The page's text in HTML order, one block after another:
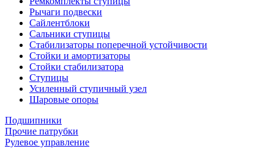
Рычаги подвески
Сайлентблоки
Сальники ступицы
Стабилизаторы поперечной устойчивости
Стойки и амортизаторы
Стойки стабилизатора
Ступицы
Усиленный ступичный узел
Шаровые опоры
Подшипники
Прочие патрубки
Рулевое управление